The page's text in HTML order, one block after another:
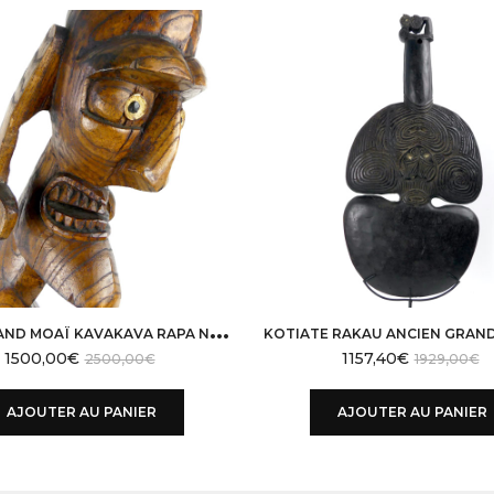
T
RÈS GRAND MOAÏ KAVAKAVA RAPA NUI SUR SOCLE
2500,00€
1500,00€
AJOUTER AU PANIER
1929,00€
1157,40€
AJOUTER AU PANIER